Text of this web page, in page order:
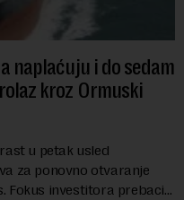
naplaćuju i do sedam
kroz Ormuski
u petak usled
za ponovno otvaranje
Fokus investitora prebacio